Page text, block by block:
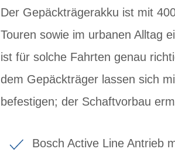
Der Gepäckträgerakku ist mit
Touren sowie im urbanen Alltag
ist für solche Fahrten genau
dem Gepäckträger lassen sich
befestigen; der Schaftvorbau
Bosch Active Line Antrieb